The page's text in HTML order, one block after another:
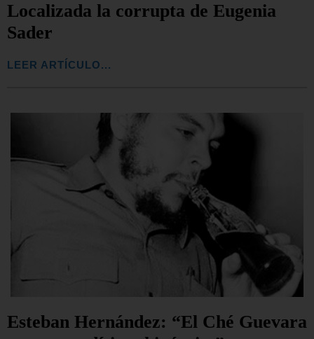
Localizada la corrupta de Eugenia
Sader
LEER ARTÍCULO...
Esteban Hernández: “El Ché Guevara